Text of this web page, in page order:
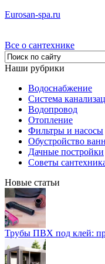
Eurosan-spa.ru
Все о сантехнике
Наши рубрики
Водоснабжение
Система
Водопровод
Отопление
Фильтры и насосы
Обустройство
Дачные постройки
Советы
Новые статьи
Трубы ПВХ под клей: